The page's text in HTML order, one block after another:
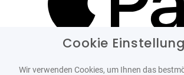
Cookie
Wir verwenden Cookies, um Ihnen das